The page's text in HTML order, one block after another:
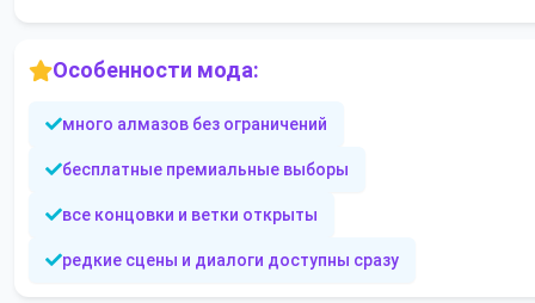
Особенности мода:
много алмазов без ограничений
бесплатные премиальные выборы
все концовки и ветки открыты
редкие сцены и диалоги доступны сразу